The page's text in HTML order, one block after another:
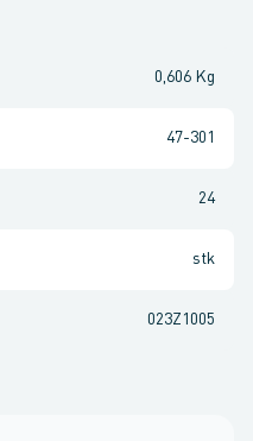
0,606 Kg
47-301
24
stk
023Z1005